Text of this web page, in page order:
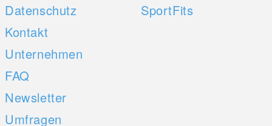
Datenschutz
Kontakt
Unternehmen
FAQ
Newsletter
Umfragen
SportFits